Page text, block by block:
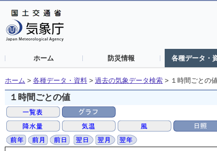
ホーム 防災情報 各種データ・
ホーム > 各種データ・資料 > 過去の気象データ検索 > １時間ごとの
１時間ごとの値